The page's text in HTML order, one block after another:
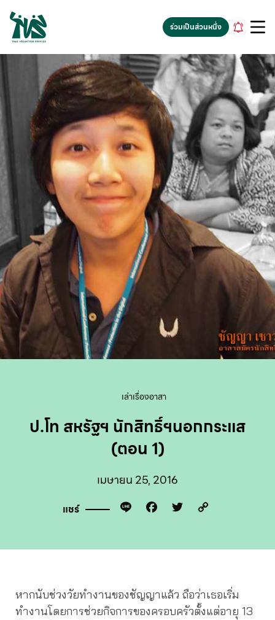
gv-5iuoxpem74qfjw.dv.googlehosted.com
ร่วมเป็นส่วนหนึ่ง
เล่าเรื่องอาสา
ป.โท สหรัฐฯ นักสิทธิ์ฯนอกกระแส
(ตอน 1)
เมษายน 25, 2016
แชร์ Line Facebook
Twitter
หากนับช่วงวัยทำงานของชัญญาแล้ว ถือว่าเธอเริ่ม
ทำงานโดยการช่วยกิจการของครอบครัวตั้งแต่อายุ 13